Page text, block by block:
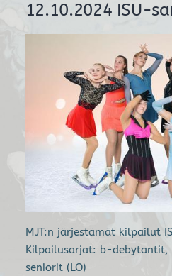
12.10.2024 ISU-
MJT:n järjestämät kilpailut
Kilpailusarjat: b-debytantit,
seniorit (LO)